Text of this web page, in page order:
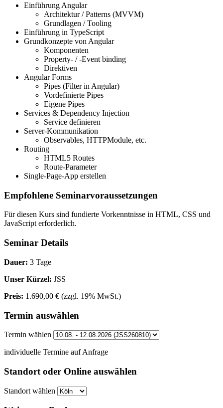
Einführung Angular
Architektur / Patterns (MVVM)
Grundlagen / Tooling
Einführung in TypeScript
Grundkonzepte von Angular
Komponenten
Property- / -Event binding
Direktiven
Angular Forms
Pipes (Filter in Angular)
Vordefinierte Pipes
Eigene Pipes
Services & Dependency Injection
Service definieren
Server-Kommunikation
Observables, HTTPModule, etc.
Routing
HTML5 Routes
Route-Parameter
Single-Page-App erstellen
Empfohlene Seminarvoraussetzungen
Für diesen Kurs sind fundierte Vorkenntnisse in HTML, CSS und
JavaScript erforderlich.
Seminar Details
Dauer: 3 Tage
Unser Kürzel: JSS
Preis: 1.690,00 € (zzgl. 19% MwSt.)
Termin auswählen
Termin wählen
individuelle Termine auf Anfrage
Standort oder Online auswählen
Standort wählen